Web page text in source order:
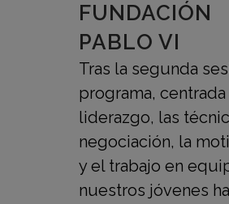
FUNDACIÓN
PABLO VI
Tras la segunda
programa,
liderazgo, las
negociación, la
y el trabajo en
nuestros jóvenes